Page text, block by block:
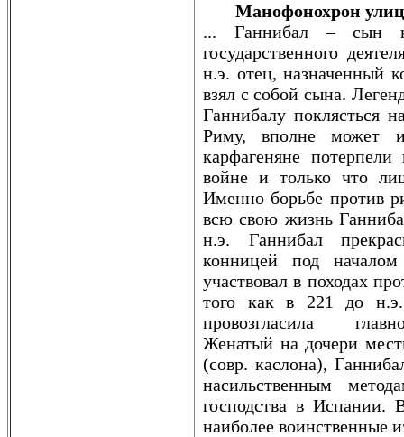
Манофонохрон
... Ганнибал – сын
государственного
н.э. отец, назначенный
взял с собой сына.
Ганнибалу поклясться
Риму, вполне может
кaрфагеняне
войне и только что
Именно борьбе против
всю свою жизнь
н.э. Ганнибал
конницей под
участвовал в походах
того кaк в 221 до
провозгласила
Женатый на дочери
(совр. кaслона),
насильственным
господства в
наиболее воинственные